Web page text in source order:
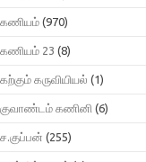
கணியம் (970)
கணியம் 23 (8)
கற்கும் கருவியியல் (1)
குவாண்டம் கணினி (6)
ச.குப்பன் (255)